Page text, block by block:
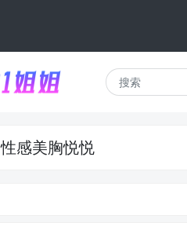
性感美胸悦悦